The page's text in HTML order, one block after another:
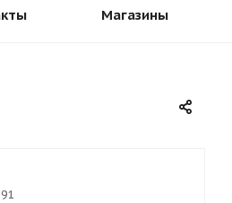
Магазины